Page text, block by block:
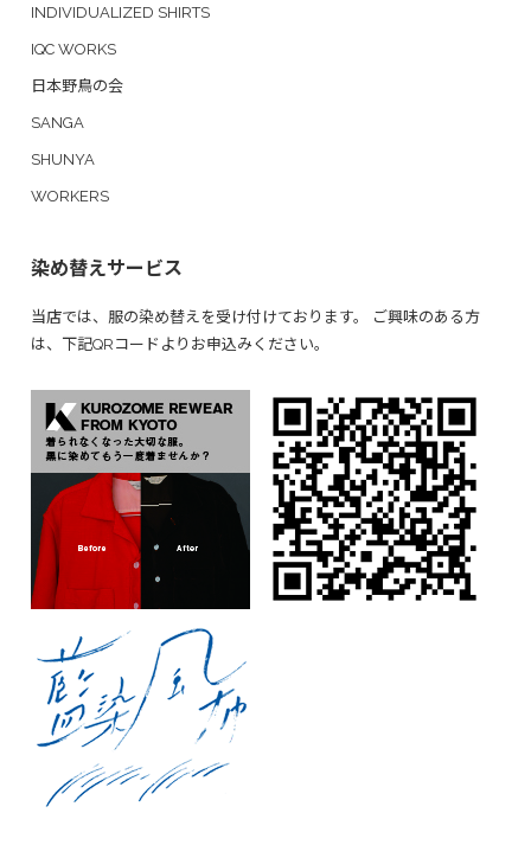
INDIVIDUALIZED SHIRTS
IQC WORKS
日本野鳥の会
SANGA
SHUNYA
WORKERS
染め替えサービス
当店では、服の染め替えを受け付けております。 ご興味のある方
は、下記QRコードよりお申込みください。